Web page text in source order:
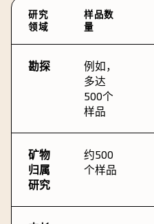
研究
领域
样品数
量
勘探
例如，
多达
500个
样品
矿物
归属
研究
约500
个样品